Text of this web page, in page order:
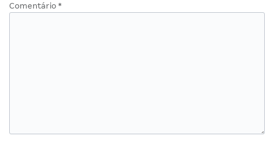
Comentário *